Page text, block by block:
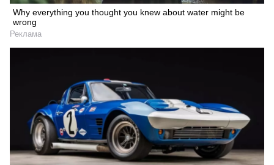
Why everything you thought you knew about water might be
wrong
Реклама